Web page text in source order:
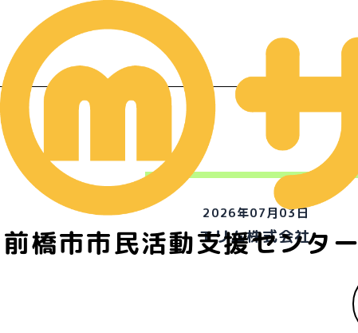
前橋市市民活動支援センター
2026年07月03日
エリム株式会社